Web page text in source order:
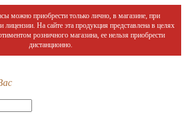
можно приобрести только лично, в магазине, при
лицензии. На сайте эта продукция представлена в целях
розничного магазина, ее нельзя приобрести
дистанционно.